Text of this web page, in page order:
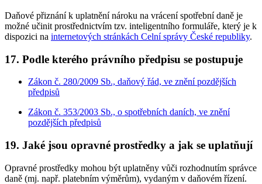
Daňové přiznání k uplatnění nároku na vrácení spotřební daně je
možné učinit prostřednictvím tzv. inteligentního formuláře, který je k
dispozici na internetových stránkách Celní správy České republiky.
17. Podle kterého právního předpisu se postupuje
Zákon č. 280/2009 Sb., daňový řád, ve znění pozdějších
předpisů
Zákon č. 353/2003 Sb., o spotřebních daních, ve znění
pozdějších předpisů
19. Jaké jsou opravné prostředky a jak se uplatňují
Opravné prostředky mohou být uplatněny vůči rozhodnutím správce
daně (mj. např. platebním výměrům), vydaným v daňovém řízení.